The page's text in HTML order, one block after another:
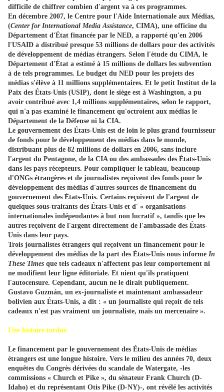
difficile de chiffrer combien d'argent va à ces programmes.
En décembre 2007, le Centre pour l'Aide Internationale aux Médias,
(Center for International Media Assístance, CIMA), une officine du
Département d'État financée par le NED, a rapporté qu'en 2006
l'USAID a distribué presque 53 millions de dollars pour des activités
de développement de médias étrangers. Selon l'étude du CIMA, le
Département d'État a estimé à 15 millions de dollars les subvention
à de tels programmes. Le budget du NED pour les projets des
médias s'élève à 11 millions supplémentaires. Et le petit Institut de la
Paix des États-Unis (USIP), dont le siège est à Washington, a pu
avoir contribué avec 1,4 millions supplémentaires, selon le rapport,
qui n'a pas examiné le financement qu'octroient aux médias le
Département de la Défense ni la CIA.
Le gouvernement des États-Unis est de loin le plus grand fournisseur
de fonds pour le développement des médias dans le monde,
distribuant plus de 82 millions de dollars en 2006, sans inclure
l'argent du Pentagone, de la CIA ou des ambassades des États-Unis
dans les pays récepteurs. Pour compliquer le tableau, beaucoup
d'ONGs étrangères et de journalistes reçoivent des fonds pour le
développement des médias d'autres sources de financement du
gouvernement des États-Unis. Certains reçoivent de l'argent de
quelques sous-traitants des États-Unis et d' « organisations
internationales indépendantes à but non lucratif », tandis que les
autres reçoivent de l'argent directement de l'ambassade des États-
Unis dans leur pays.
Trois journalistes étrangers qui reçoivent un financement pour le
développement des médias de la part des États-Unis nous informe In
These Times que tels cadeaux n'affectent pas leur comportement ni
ne modifient leur ligne éditoriale. Et nient qu'ils pratiquent
l'autocensure. Cependant, aucun ne le dirait publiquement.
Gustavo Guzmán, un ex-journaliste et maintenant ambassadeur
bolivien aux États-Unis, a dit : « un journaliste qui reçoit de tels
cadeaux n'est pas vraiment un journaliste, mais un mercenaire ».
Une histoire tordue
Le financement par le gouvernement des États-Unis de médias
étrangers est une longue histoire. Vers le milieu des années 70, deux
enquêtes du Congrès dérivées du scandale de Watergate, -les
commissions « Church et Pike », du sénateur Frank Church (D-
Idaho) et du représentant Otis Pike (D-NY)-, ont révélé les activités